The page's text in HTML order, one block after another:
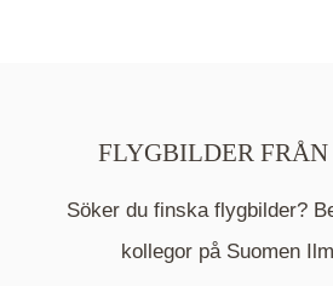
Mappen är en medelpunkt
kommer nu visa de fastigheter
FLYGBILDER
Söker du finska flygbilder?
kollegor på Suomen